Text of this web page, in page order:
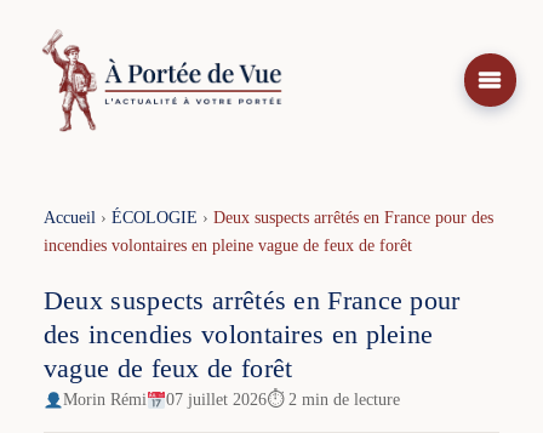
contenu
Accueil› ÉCOLOGIE › Deux suspects arrêtés en France pour des
incendies volontaires en pleine vague de feux de forêt
Deux suspects arrêtés en France pour
des incendies volontaires en pleine
vague de feux de forêt
Morin Rémi 07 juillet 2026⏱ 2 min de lecture